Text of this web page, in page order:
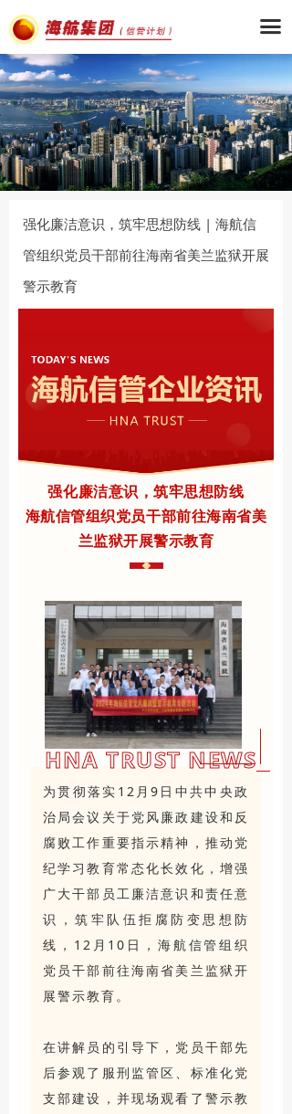
끀
强化廉洁意识，筑牢思想防线 | 海航信
管组织党员干部前往海南省美兰监狱开展
警示教育
强化廉洁意识，筑牢思想防线
海航信管组织党员干部前往海南省美
兰监狱开展警示教育
HNA TRUST NEWS
为贯彻落实12月9日中共中央政
治局会议关于党风廉政建设和反
腐败工作重要指示精神，推动党
纪学习教育常态化长效化，增强
广大干部员工廉洁意识和责任意
识，筑牢队伍拒腐防变思想防
线，12月10日，海航信管组织
党员干部前往海南省美兰监狱开
展警示教育。
在讲解员的引导下，党员干部先
后参观了服刑监管区、标准化党
支部建设，并现场观看了警示教